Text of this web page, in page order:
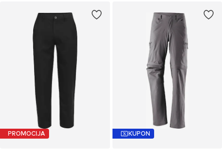
PROMOCIJA KUPON